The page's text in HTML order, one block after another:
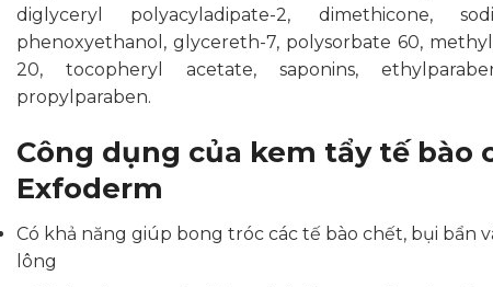
diglyceryl polyacyladipate-2, dimethicone,
phenoxyethanol, glycereth-7, polysorbate 60,
20, tocopheryl acetate, saponins,
propylparaben.
Công dụng của kem tẩy tế bào
Exfoderm
Có khả năng giúp bong tróc các tế bào chết, bụi bẩn
lông